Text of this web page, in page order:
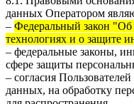
данных Оператором
– Федеральный закон
технологиях и о защите
– федеральные законы,
сфере защиты
– согласия
данных, на обработку